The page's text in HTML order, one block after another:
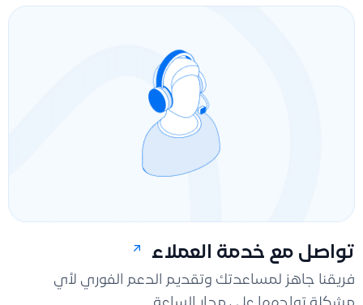
تواصل مع خدمة العملاء
فريقنا جاهز لمساعدتك وتقديم الدعم الفوري لأي